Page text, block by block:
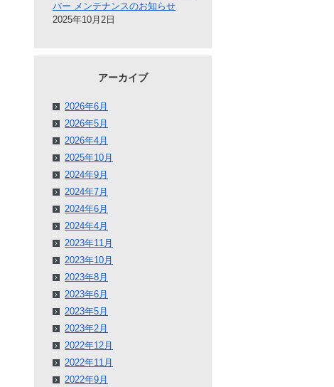
バー メンテナンスのお知らせ
2025年10月2日
アーカイブ
2026年6月
2026年5月
2026年4月
2025年10月
2024年9月
2024年7月
2024年6月
2024年4月
2023年11月
2023年10月
2023年8月
2023年6月
2023年5月
2023年2月
2022年12月
2022年11月
2022年9月